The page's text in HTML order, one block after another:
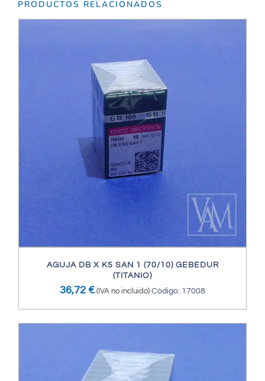
PRODUCTOS RELACIONADOS
AGUJA DB X K5 SAN 1 (70/10) GEBEDUR
(TITANIO)
36,72 € (IVA no incluido) Código: 17008